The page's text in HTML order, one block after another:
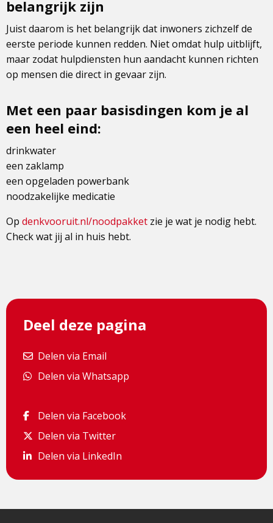
belangrijk zijn
Juist daarom is het belangrijk dat inwoners zichzelf de
eerste periode kunnen redden. Niet omdat hulp uitblijft,
maar zodat hulpdiensten hun aandacht kunnen richten
op mensen die direct in gevaar zijn.
Met een paar basisdingen kom je al
een heel eind:
drinkwater
een zaklamp
een opgeladen powerbank
noodzakelijke medicatie
Op denkvooruit.nl/noodpakket zie je wat je nodig hebt.
Check wat jij al in huis hebt.
Deel deze pagina
Delen via Email
Delen via Email
Delen via Whatsapp
Delen via Whatsapp
Delen via Facebook
Delen via Facebook
Delen via Twitter
Delen via Twitter
Delen via LinkedIn
Delen via LinkedIn